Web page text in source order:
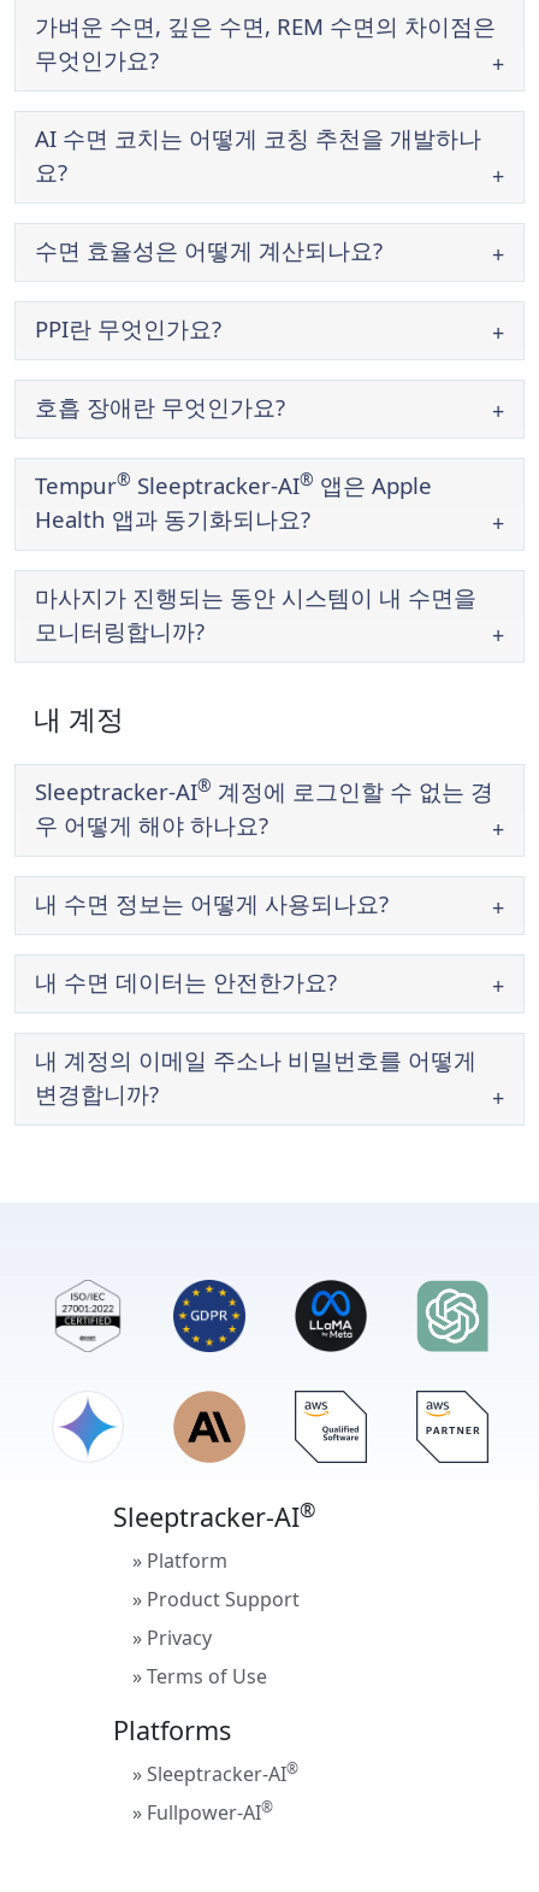
가벼운 수면, 깊은 수면, REM 수면의 차이점은
무엇인가요?
AI 수면 코치는 어떻게 코칭 추천을 개발하나
요?
수면 효율성은 어떻게 계산되나요?
PPI란 무엇인가요?
호흡 장애란 무엇인가요?
Tempur® Sleeptracker-AI® 앱은 Apple
Health 앱과 동기화되나요?
하이라이트
수면: 단계를
탭하면 표시됩니다.
®
가벼운 수면
핵심 수면
®
설정 개인정보 보호 및 보안
건강
마사지가 진행되는 동안 시스템이 내 수면을
모니터링합니까?
내 계정
Sleeptracker-AI® 계정에 로그인할 수 없는 경
우 어떻게 해야 하나요?
내 수면 정보는 어떻게 사용되나요?
내 수면 데이터는 안전한가요?
내 계정의 이메일 주소나 비밀번호를 어떻게
변경합니까?
Sleeptracker-AI®
» Platform
» Product Support
» Privacy
» Terms of Use
Platforms
» Sleeptracker-AI®
» Fullpower-AI®